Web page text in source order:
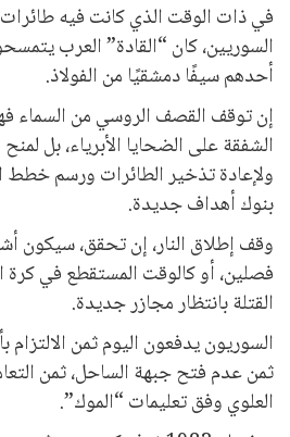
في ذات الوقت الذي كانت فيه
السوريين، كان “القادة” العرب
أحدهم سيفًا دمشقيًا من الفولاذ.
إن توقف القصف الروسي من السماء
الشفقة على الضحايا الأبرياء، بل
ولإعادة تذخير الطائرات ورسم خطط
بنوك أهداف جديدة.
وقف إطلاق النار، إن تحقق، سيكون
فصلين، أو كالوقت المستقطع في كرة
القتلة بانتظار مجازر جديدة.
السوريون يدفعون اليوم ثمن الالتزام
ثمن عدم فتح جبهة الساحل، ثمن
العلوي وفق تعليمات “الموك”.